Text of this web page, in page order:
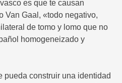
es que te causan
Van Gaal, «todo negativo,
de tomo y lomo que no
homogeneizado y
pueda construir una identidad